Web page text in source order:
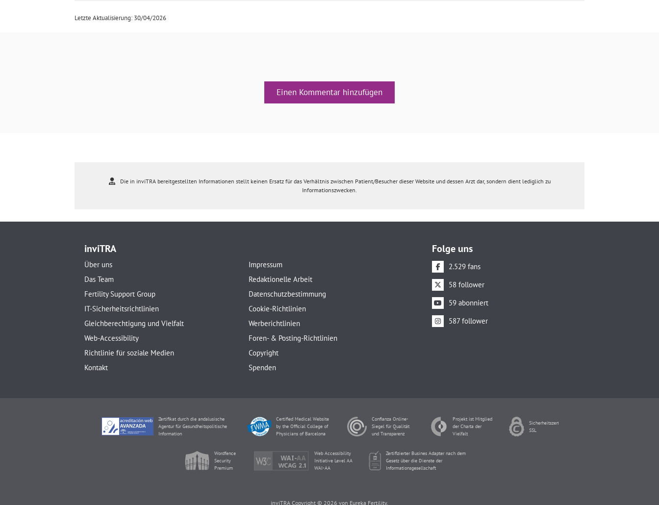
Letzte Aktualisierung: 30/04/2026
Einen Kommentar hinzufügen
Die in inviTRA bereitgestellten Informationen stellt keinen Ersatz für das Verhältnis zwischen Patient/Besucher dieser Website und dessen Arzt dar, sondern dient lediglich zu
Informationszwecken.
inviTRA
Über uns
Das Team
Fertility Support Group
IT-Sicherheitsrichtlinien
Gleichberechtigung und Vielfalt
Web-Accessibility
Richtlinie für soziale Medien
Kontakt
Impressum
Redaktionelle Arbeit
Datenschutzbestimmung
Cookie-Richtlinien
Werberichtlinien
Foren- & Posting-Richtlinien
Copyright
Spenden
Folge uns
2.529 fans
58 follower
59 abonniert
587 follower
Zertifikat durch die andalusische
Agentur für Gesundheitspolitische
Information
Certified Medical Website
by the Official College of
Physicians of Barcelona
Confianza Online-
Siegel für Qualität
und Transparenz
Projekt ist Mitglied
der Charta der
Vielfalt
Sicherheitszertifikat
SSL
Wordfence
Security
Premium
Web Accessibility
Initiative Level AA
WAI-AA
Zertifizierter Busines Adapter nach dem
Gesetz über die Dienste der
Informationsgesellschaft
inviTRA Copyright © 2026 von Eureka Fertility.